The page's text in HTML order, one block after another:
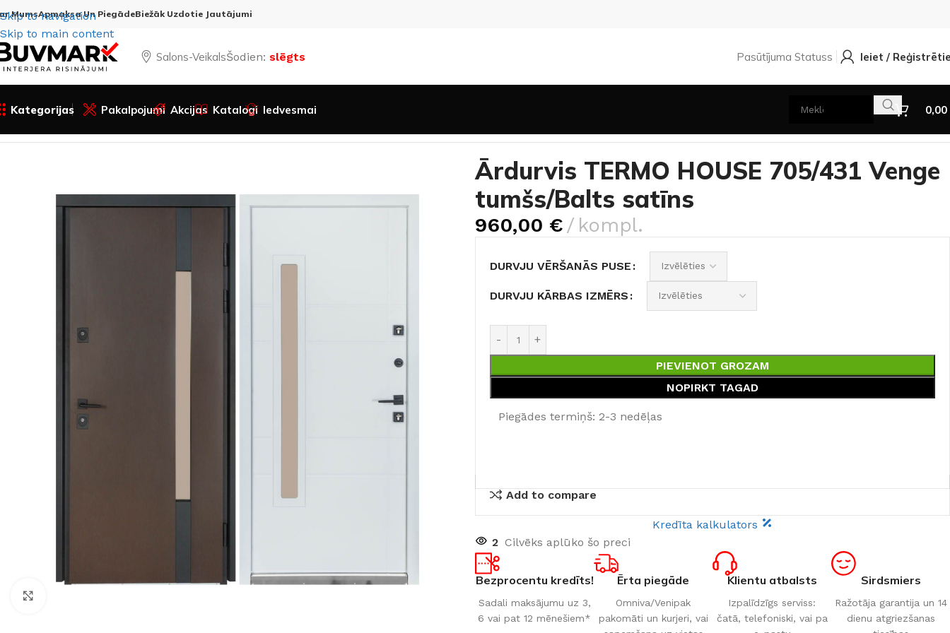
Skip to navigation
Skip to main content
MumsApmaksa Un PiegādeBiežāk Uzdotie Jautājumi
Salons-VeikalsŠodien: slēgts Pasūtījuma Statuss Ieiet /
Kategorijas Pakalpojumi Akcijas Katalogi Iedvesmai
0,00
Ārdurvis TERMO HOUSE 705/431 Venge
tumšs/Balts satīns
960,00 € kompl.
DURVJU VĒRŠANĀS PUSE
DURVJU KĀRBAS IZMĒRS
PIEVIENOT GROZAM
NOPIRKT TAGAD
Piegādes termiņš: 2-3 nedēļas
Add to compare
Kredīta kalkulators
2 Cilvēks aplūko šo preci
Bezprocentu kredīts!
Sadali maksājumu uz 3,
6 vai pat 12 mēnešiem*
Ērta piegāde
Omniva/Venipak
pakomāti un kurjeri, vai
Klientu atbalsts
Izpalīdzīgs serviss:
čatā, telefoniski, vai pa
Sirdsmiers
Ražotāja garantija un 14
dienu atgriezšanas